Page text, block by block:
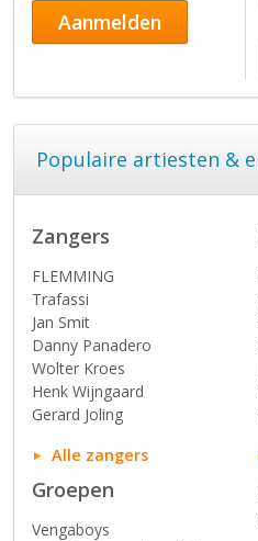
Populaire artiesten &
Zangers
FLEMMING
Trafassi
Jan Smit
Danny Panadero
Wolter Kroes
Henk Wijngaard
Gerard Joling
Alle zangers
Groepen
Vengaboys